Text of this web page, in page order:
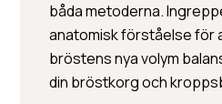
båda metoderna.
anatomisk förståelse för
bröstens nya volym
din bröstkorg och